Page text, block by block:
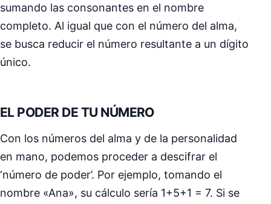
sumando las consonantes en el nombre
completo. Al igual que con el número del alma,
se busca reducir el número resultante a un dígito
único.
EL PODER DE TU NÚMERO
Con los números del alma y de la personalidad
en mano, podemos proceder a descifrar el
‘número de poder’. Por ejemplo, tomando el
nombre «Ana», su cálculo sería 1+5+1 = 7. Si se